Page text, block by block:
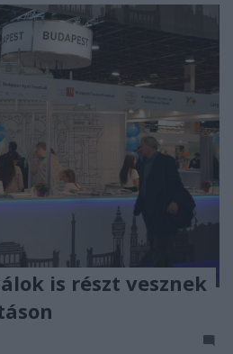
is részt vesznek